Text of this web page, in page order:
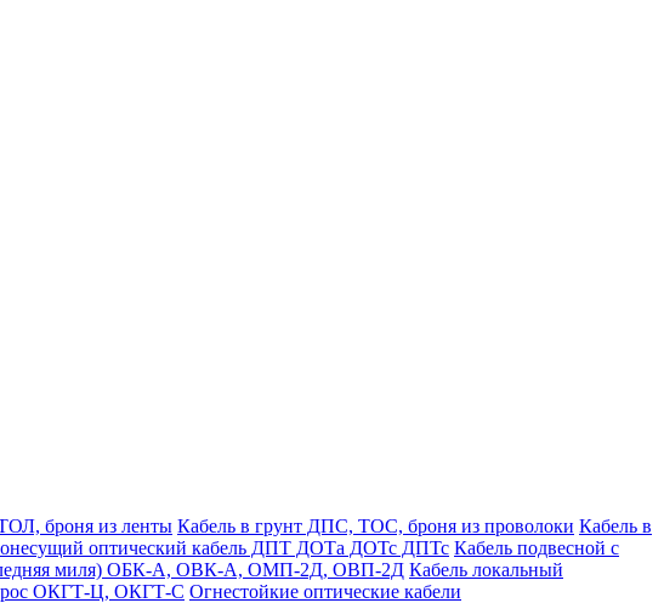
броня из ленты Кабель в грунт ДПС, ТОС, броня из проволоки Кабель в
оптический кабель ДПТ ДОТа ДОТс ДПТс Кабель подвесной с
миля) ОБК-А, ОВК-А, ОМП-2Д, ОВП-2Д Кабель локальный
ОКГТ-Ц, ОКГТ-С Огнестойкие оптические кабели